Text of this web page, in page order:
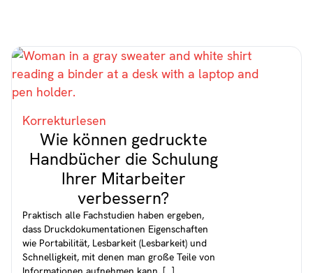
Korrekturlesen
Wie können gedruckte
Handbücher die Schulung
Ihrer Mitarbeiter
verbessern?
Praktisch alle Fachstudien haben ergeben,
dass Druckdokumentationen Eigenschaften
wie Portabilität, Lesbarkeit (Lesbarkeit) und
Schnelligkeit, mit denen man große Teile von